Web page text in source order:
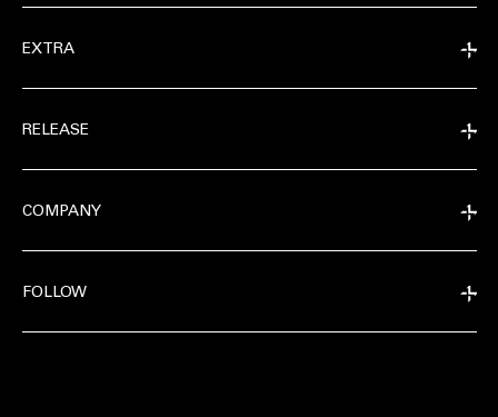
EXTRA
RELEASE
COMPANY
FOLLOW